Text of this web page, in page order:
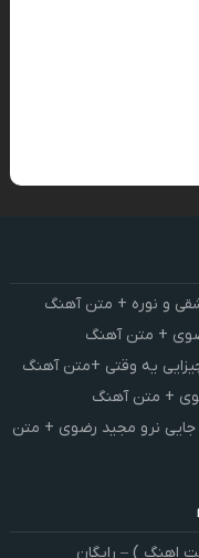
و نوره + متن آهنگ
+ متن آهنگ
یه وقتی +متن آهنگ
+ متن آهنگ
نرو مجید رضوی + متن
اهنگ ) – رایگان